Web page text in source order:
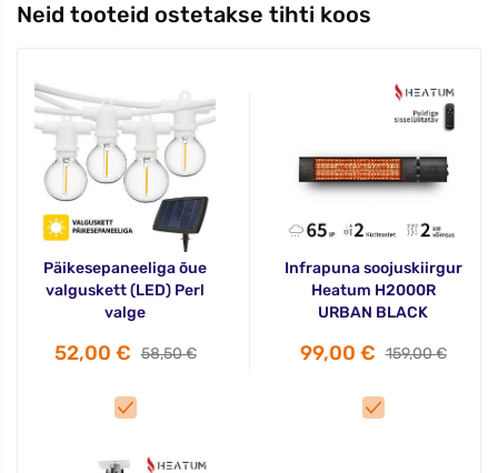
Neid tooteid ostetakse tihti koos
Päikesepaneeliga õue
valguskett (LED) Perl
valge
52,00 € 58,50 €
Infrapuna soojuskiirgur
Heatum H2000R
URBAN BLACK
99,00 € 159,00 €